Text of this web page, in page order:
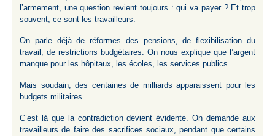
l’armement, une question revient toujours : qui va payer ? Et trop
souvent, ce sont les travailleurs.
On parle déjà de réformes des pensions, de flexibilisation du
travail, de restrictions budgétaires. On nous explique que l’argent
manque pour les hôpitaux, les écoles, les services publics...
Mais soudain, des centaines de milliards apparaissent pour les
budgets militaires.
C’est là que la contradiction devient évidente. On demande aux
travailleurs de faire des sacrifices sociaux, pendant que certains